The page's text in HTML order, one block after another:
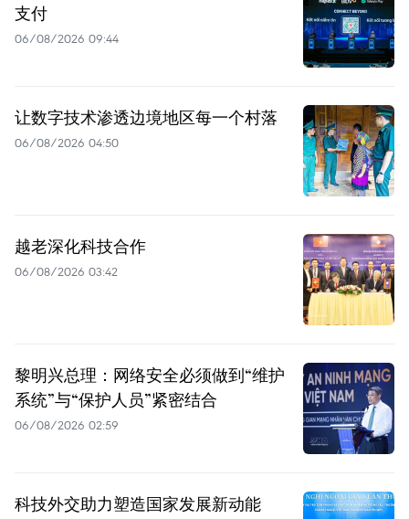
支付
06/08/2026 09:44
让数字技术渗透边境地区每一个村落
06/08/2026 04:50
越老深化科技合作
06/08/2026 03:42
黎明兴总理：网络安全必须做到“维护
系统”与“保护人员”紧密结合
06/08/2026 02:59
科技外交助力塑造国家发展新动能